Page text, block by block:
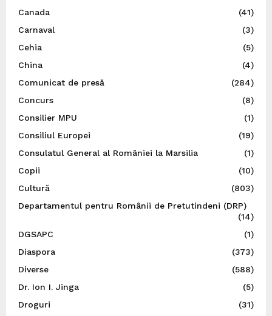
Canada
(41)
Carnaval
(3)
Cehia
(5)
China
(4)
Comunicat de presă
(284)
Concurs
(8)
Consilier MPU
(1)
Consiliul Europei
(19)
Consulatul General al României la Marsilia
(1)
Copii
(10)
Cultură
(803)
Departamentul pentru Românii de Pretutindeni (DRP)
(14)
DGSAPC
(1)
Diaspora
(373)
Diverse
(588)
Dr. Ion I. Jinga
(5)
Droguri
(31)